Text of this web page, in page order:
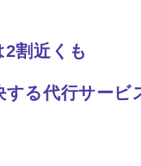
割近くも
る代行サービ